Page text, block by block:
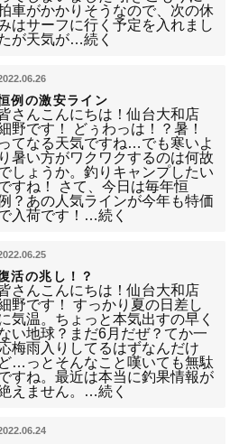
車がかかりそうなので、次の休
はサーフに行く予定を入れまし
が天気が…続く
例の激安ライン
さんこんにちは！仙台大和店
野です！ どぅわっは！？暑！
ってなる天気ですね…でも寒いよ
り暑い方がワクワクするのは何故
しょうか。釣りキャンプしたい
すね！ さて、今日は毎年恒
？あの人気ラインが今年も特価
入荷です！…続く
活の兆し！？
さんこんにちは！仙台大和店
野です！ すっかり夏の日差し
気温。ちょっと本気出すの早く
い地球？まだ6月だぜ？てか一
梅雨入りしてるはずなんだけ
ど…っとそんなこと嘆いても無駄
すね。最近は本当に釣果情報が
えません。…続く